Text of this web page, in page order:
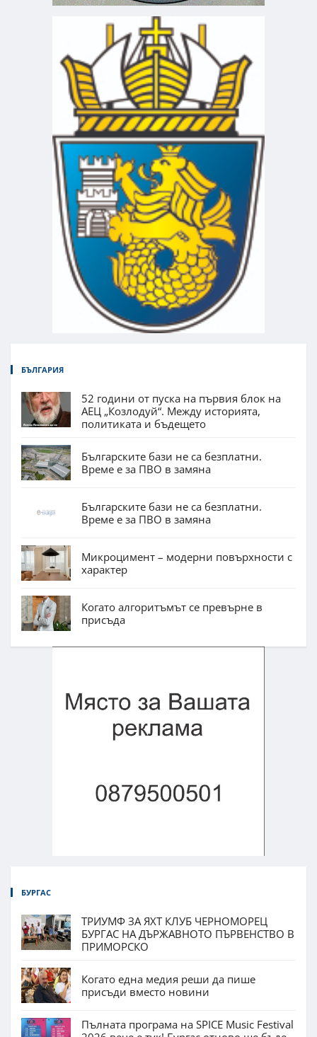
БЪЛГАРИЯ
52 години от пуска на първия блок на
АЕЦ „Козлодуй“. Между историята,
политиката и бъдещето
Българските бази не са безплатни.
Време е за ПВО в замяна
Българските бази не са безплатни.
Време е за ПВО в замяна
Микроцимент – модерни повърхности с
характер
Когато алгоритъмът се превърне в
присъда
БУРГАС
ТРИУМФ ЗА ЯХТ КЛУБ ЧЕРНОМОРЕЦ
БУРГАС НА ДЪРЖАВНОТО ПЪРВЕНСТВО В
ПРИМОРСКО
Когато една медия реши да пише
присъди вместо новини
Пълната програма на SPICE Music Festival